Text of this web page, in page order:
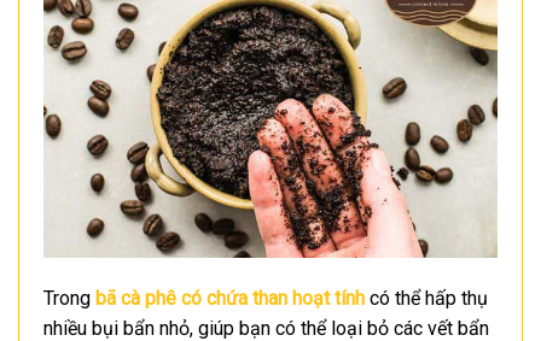
Trong bã cà phê có chứa than hoạt tính có thể hấp thụ
nhiều bụi bẩn nhỏ, giúp bạn có thể loại bỏ các vết bẩn